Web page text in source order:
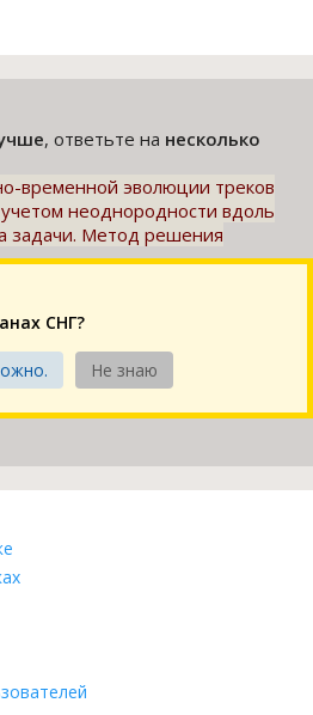
, ответьте на несколько
временной эволюции треков
неоднородности вдоль
задачи. Метод решения
СНГ?
Не знаю